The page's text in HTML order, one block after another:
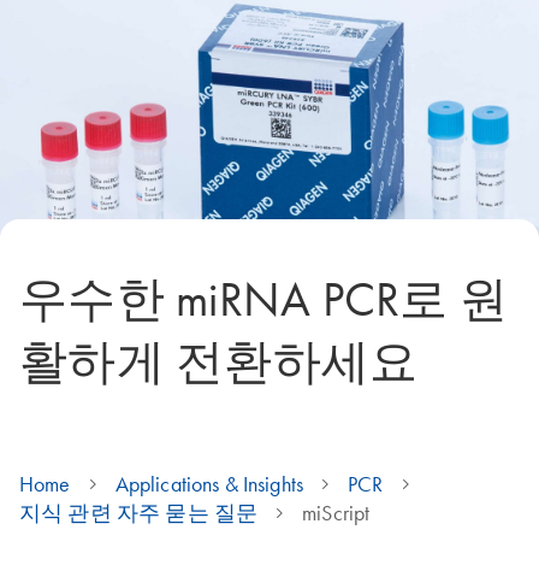
우수한 miRNA PCR로 원
활하게 전환하세요
Home Applications & Insights
PCR
지식 관련 자주 묻는 질문
miScript